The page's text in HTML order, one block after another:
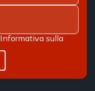
Informativa sulla